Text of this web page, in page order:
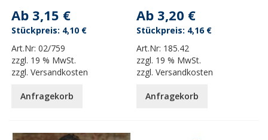
Ab 3,15 €
Art.Nr:02/759
zzgl. 19 % MwSt.
zzgl.Versandkosten
4,10 €
Anfragekorb
Ab 3,20 €
Art.Nr: 185.42
zzgl. 19 % MwSt.
zzgl.Versandkosten
4,16 €
Anfragekorb